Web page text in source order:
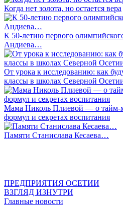
Когда нет золота, но остается вера
К 50-летию первого
Андиева…
От урока к исследованию: как
классы в школах Северной
Мама Николь Плиевой — о тайм-
формул и секретах воспитания
Памяти Станислава Кесаева…
ПРЕДПРИЯТИЯ ОСЕТИИ
ВЗГЛЯД ИЗНУТРИ
Главные новости